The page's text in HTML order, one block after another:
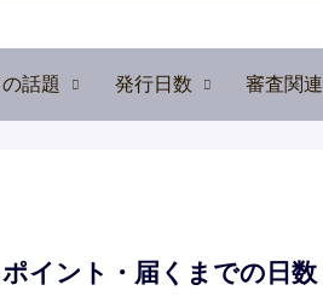
話題 発行日数 審査関連
イント・届くまでの日数